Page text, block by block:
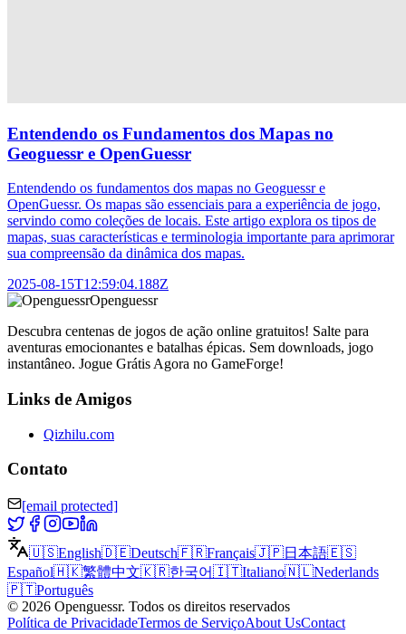
Entendendo os Fundamentos dos Mapas no
Geoguessr e OpenGuessr
Entendendo os fundamentos dos mapas no Geoguessr e
OpenGuessr. Os mapas são essenciais para a experiência de jogo,
servindo como coleções de locais. Este artigo explora os tipos de
mapas, suas características e terminologia importante para aprimorar
sua compreensão da dinâmica dos mapas.
2025-08-15T12:59:04.188Z
Openguessr
Descubra centenas de jogos de ação online gratuitos! Salte para
aventuras emocionantes e batalhas épicas. Sem downloads, jogo
instantâneo. Jogue Grátis Agora no GameForge!
Links de Amigos
Qizhilu.com
Contato
[email protected]
🇺🇸English🇩🇪Deutsch🇫🇷Français🇯🇵日本語🇪🇸
Español🇭🇰繁體中文🇰🇷한국어🇮🇹Italiano🇳🇱Nederlands
🇵🇹Português
© 2026 Openguessr. Todos os direitos reservados
Política de PrivacidadeTermos de ServiçoAbout UsContact